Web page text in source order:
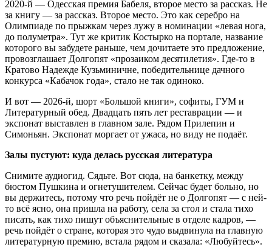
2020-й — Одесская премия Бабеля, второе место за рассказ. Не
за книгу — за рассказ. Второе место. Это как серебро на
Олимпиаде по прыжкам через лужу в номинации «левая нога,
до полуметра». Тут же критик Костырко на портале, название
которого вы забудете раньше, чем дочитаете это предложение,
провозглашает Долгопят «прозаиком десятилетия». Где-то в
Кратово Надежде Кузьминичне, победительнице дачного
конкурса «Кабачок года», стало не так одиноко.
И вот — 2026-й, шорт «Большой книги», софиты, ГУМ и
Литературный обед. Двадцать пять лет реставрации — и
экспонат выставлен в главном зале. Рядом Прилепин и
Симоньян. Экспонат моргает от ужаса, но виду не подаёт.
Залы пустуют: куда делась русская литература
Снимите аудиогид. Сядьте. Вот сюда, на банкетку, между
бюстом Пушкина и огнетушителем. Сейчас будет больно, но
вы держитесь, потому что речь пойдёт не о Долгопят — с ней-
то всё ясно, она пришла на работу, села за стол и стала тихо
писать, как тихо пишут объяснительные в отделе кадров, —
речь пойдёт о стране, которая это чудо выдвинула на главную
литературную премию, встала рядом и сказала: «Любуйтесь».